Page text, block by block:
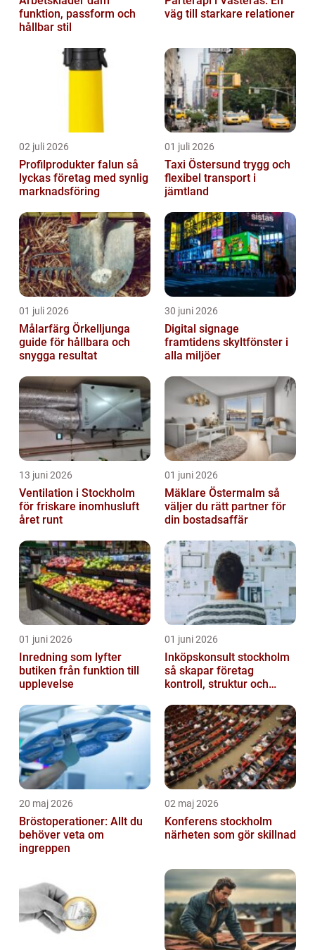
funktion, passform och
hållbar stil
väg till starkare relationer
02 juli 2026
Profilprodukter falun så
lyckas företag med synlig
marknadsföring
01 juli 2026
Taxi Östersund trygg och
flexibel transport i
jämtland
01 juli 2026
Målarfärg Örkelljunga
guide för hållbara och
snygga resultat
30 juni 2026
Digital signage
framtidens skyltfönster i
alla miljöer
13 juni 2026
Ventilation i Stockholm
för friskare inomhusluft
året runt
01 juni 2026
Mäklare Östermalm så
väljer du rätt partner för
din bostadsaffär
01 juni 2026
Inredning som lyfter
butiken från funktion till
upplevelse
01 juni 2026
Inköpskonsult stockholm
så skapar företag
kontroll, struktur och
20 maj 2026
Bröstoperationer: Allt du
behöver veta om
ingreppen
02 maj 2026
Konferens stockholm
närheten som gör skillnad